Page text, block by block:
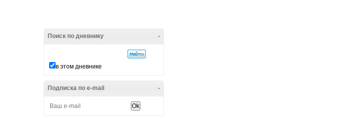
-
Поиск по дневнику
в этом дневнике
-
Подписка по e-mail